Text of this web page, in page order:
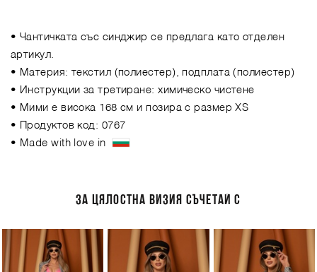
• Чантичката със синджир се предлага като отделен
артикул.
• Материя: текстил (полиестер), подплата (полиестер)
• Инструкции за третиране: химическо чистене
• Мими е висока 168 см и позира с размер XS
• Продуктов код: 0767
• Made with love in
ЗА ЦЯЛОСТНА ВИЗИЯ СЪЧЕТАЙ С